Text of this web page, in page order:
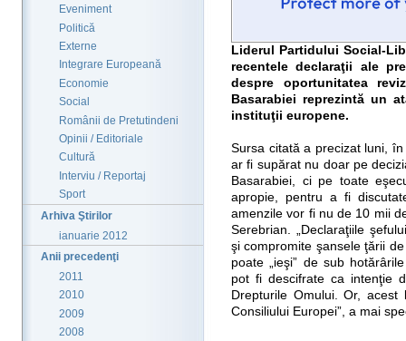
Eveniment
Politică
Externe
Integrare Europeană
Economie
Social
Românii de Pretutindeni
Opinii / Editoriale
Cultură
Interviu / Reportaj
Sport
Arhiva Ştirilor
ianuarie 2012
Anii precedenţi
2011
2010
2009
2008
Liderul Partidului Social-
recentele declaraţii ale
despre oportunitatea
Basarabiei reprezintă un
instituţii europene.
Sursa citată a precizat luni,
ar fi supărat nu doar pe
Basarabiei, ci pe toate
apropie, pentru a fi
amenzile vor fi nu de 10 mii
Serebrian. „Declaraţiile
şi compromite şansele ţării
poate „ieşi” de sub
pot fi descifrate ca intenţie
Drepturile Omului. Or,
Consiliului Europei”, a mai